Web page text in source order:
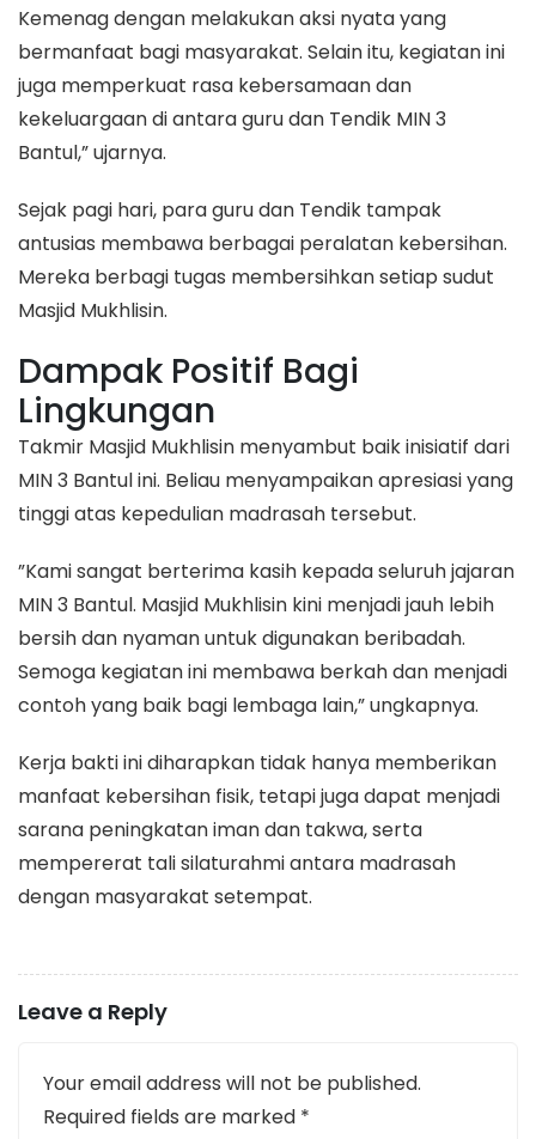
Kemenag dengan melakukan aksi nyata yang
bermanfaat bagi masyarakat. Selain itu, kegiatan ini
juga memperkuat rasa kebersamaan dan
kekeluargaan di antara guru dan Tendik MIN 3
Bantul,” ujarnya.
​Sejak pagi hari, para guru dan Tendik tampak
antusias membawa berbagai peralatan kebersihan.
Mereka berbagi tugas membersihkan setiap sudut
Masjid Mukhlisin.
​Dampak Positif Bagi
Lingkungan
​Takmir Masjid Mukhlisin menyambut baik inisiatif dari
MIN 3 Bantul ini. Beliau menyampaikan apresiasi yang
tinggi atas kepedulian madrasah tersebut.
​”Kami sangat berterima kasih kepada seluruh jajaran
MIN 3 Bantul. Masjid Mukhlisin kini menjadi jauh lebih
bersih dan nyaman untuk digunakan beribadah.
Semoga kegiatan ini membawa berkah dan menjadi
contoh yang baik bagi lembaga lain,” ungkapnya.
​Kerja bakti ini diharapkan tidak hanya memberikan
manfaat kebersihan fisik, tetapi juga dapat menjadi
sarana peningkatan iman dan takwa, serta
mempererat tali silaturahmi antara madrasah
dengan masyarakat setempat.
Leave a Reply
Your email address will not be published.
Required fields are marked *